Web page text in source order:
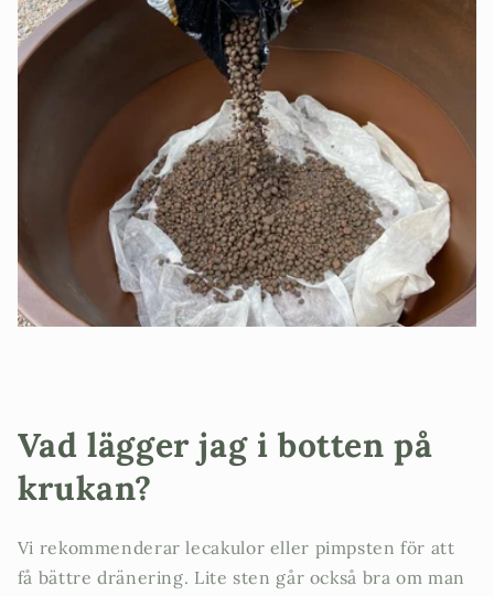
Vad lägger jag i botten på
krukan?
Vi rekommenderar lecakulor eller pimpsten för att
få bättre dränering. Lite sten går också bra om man